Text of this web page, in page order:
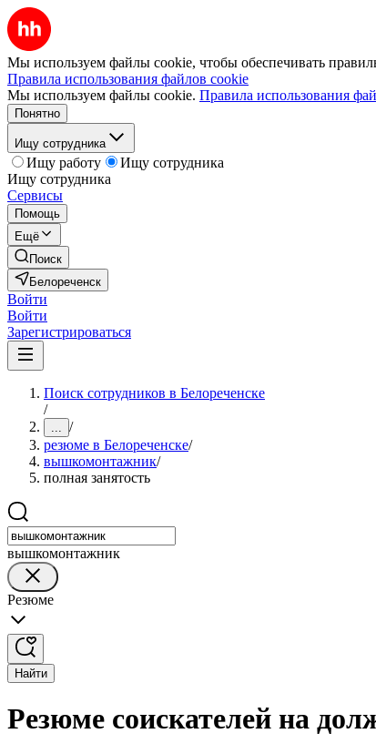
Мы используем файлы cookie, чтобы обеспечивать
Правила использования файлов cookie
Мы используем файлы cookie. Правила использования
Понятно
Ищу сотрудника
Ищу работу
Ищу сотрудника
Ищу сотрудника
Сервисы
Помощь
Ещё
Поиск
Белореченск
Войти
Войти
Зарегистрироваться
Поиск сотрудников в Белореченске
/
... /
резюме в Белореченске/
вышкомонтажник/
полная занятость
вышкомонтажник
Резюме
Найти
Резюме соискателей на